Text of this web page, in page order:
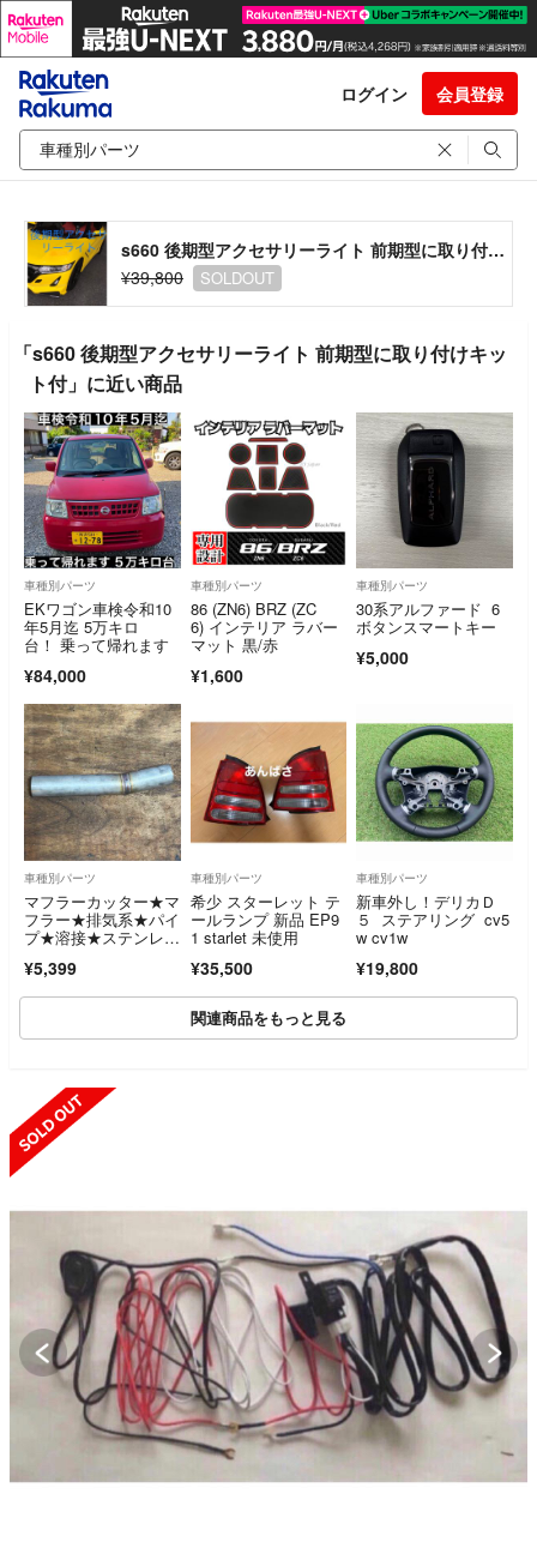
ログイン 会員登録
s660 後期型アクセサリーライト 前期型に取り付けキット付
¥39,800
SOLDOUT
「s660 後期型アクセサリーライト 前期型に取り付けキッ
ト付」に近い商品
車種別パーツ
EKワゴン車検令和10
年5月迄 5万キロ
台！ 乗って帰れます
¥84,000
車種別パーツ
86 (ZN6) BRZ (ZC
6) インテリア ラバー
マット 黒/赤
¥1,600
車種別パーツ
30系アルファード 6
ボタンスマートキー
¥5,000
車種別パーツ
マフラーカッター★マ
フラー★排気系★パイ
プ★溶接★ステンレス
¥5,399
車種別パーツ
希少 スターレット テ
ールランプ 新品 EP9
1 starlet 未使用
¥35,500
車種別パーツ
新車外し！デリカＤ
５ ステアリング cv5
w cv1w
¥19,800
関連商品をもっと見る